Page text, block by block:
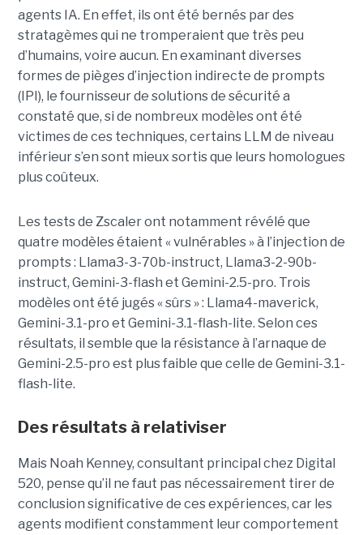
agents IA. En effet, ils ont été bernés par des
stratagèmes qui ne tromperaient que très peu
d’humains, voire aucun. En examinant diverses
formes de pièges d’injection indirecte de prompts
(IPI), le fournisseur de solutions de sécurité a
constaté que, si de nombreux modèles ont été
victimes de ces techniques, certains LLM de niveau
inférieur s’en sont mieux sortis que leurs homologues
plus coûteux.
Les tests de Zscaler ont notamment révélé que
quatre modèles étaient « vulnérables » à l’injection de
prompts : Llama3-3-70b-instruct, Llama3-2-90b-
instruct, Gemini-3-flash et Gemini-2.5-pro. Trois
modèles ont été jugés « sûrs » : Llama4-maverick,
Gemini-3.1-pro et Gemini-3.1-flash-lite. Selon ces
résultats, il semble que la résistance à l’arnaque de
Gemini-2.5-pro est plus faible que celle de Gemini-3.1-
flash-lite.
Des résultats à relativiser
Mais Noah Kenney, consultant principal chez Digital
520, pense qu’il ne faut pas nécessairement tirer de
conclusion significative de ces expériences, car les
agents modifient constamment leur comportement